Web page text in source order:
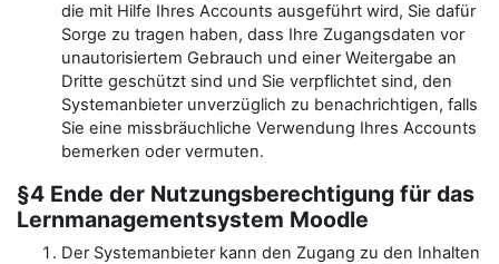
die mit Hilfe Ihres Accounts ausgeführt wird, Sie dafür
Sorge zu tragen haben, dass Ihre Zugangsdaten vor
unautorisiertem Gebrauch und einer Weitergabe an
Dritte geschützt sind und Sie verpflichtet sind, den
Systemanbieter unverzüglich zu benachrichtigen, falls
Sie eine missbräuchliche Verwendung Ihres Accounts
bemerken oder vermuten.
§4 Ende der Nutzungsberechtigung für das
Lernmanagementsystem Moodle
Der Systemanbieter kann den Zugang zu den Inhalten